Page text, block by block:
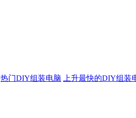
热门DIY组装电脑 上升最快的DIY组装